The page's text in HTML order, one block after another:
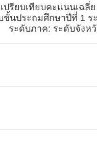
เปรียบเทียบคะแนนเฉลี่
ชั้นประถมศึกษาปีที่ 1 ร
ระดับภาค: ระดับจังห